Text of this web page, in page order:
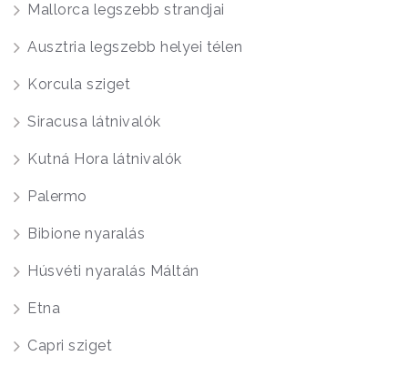
Mallorca legszebb strandjai
Ausztria legszebb helyei télen
Korcula sziget
Siracusa látnivalók
Kutná Hora látnivalók
Palermo
Bibione nyaralás
Húsvéti nyaralás Máltán
Etna
Capri sziget